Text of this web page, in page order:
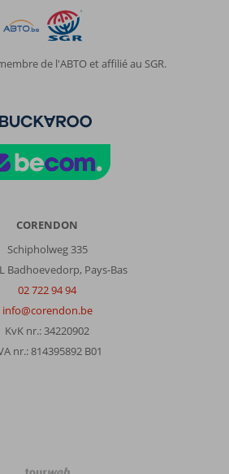
de l'ABTO et affilié au SGR.
CORENDON
Schipholweg 335
Badhoevedorp, Pays-Bas
02 722 94 94
info@corendon.be
KvK nr.: 34220902
nr.: 814395892 B01